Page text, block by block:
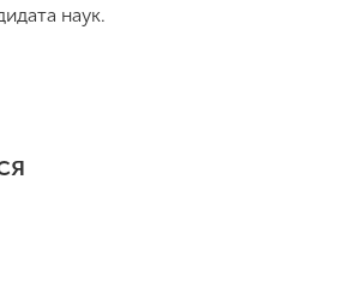
наук.